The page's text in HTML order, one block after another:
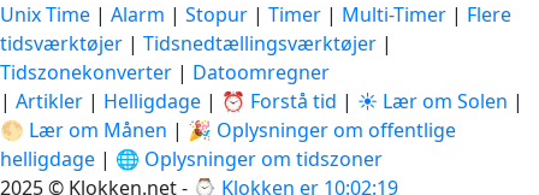
Unix Time | Alarm | Stopur | Timer | Multi-Timer | Flere
tidsværktøjer | Tidsnedtællingsværktøjer |
Tidszonekonverter | Datoomregner
| Artikler | Helligdage | ⏰ Forstå tid | ☀️ Lær om Solen |
🌕 Lær om Månen | 🎉 Oplysninger om offentlige
helligdage | 🌐 Oplysninger om tidszoner
2025 © Klokken.net - ⌚ Klokken er 10:02:19